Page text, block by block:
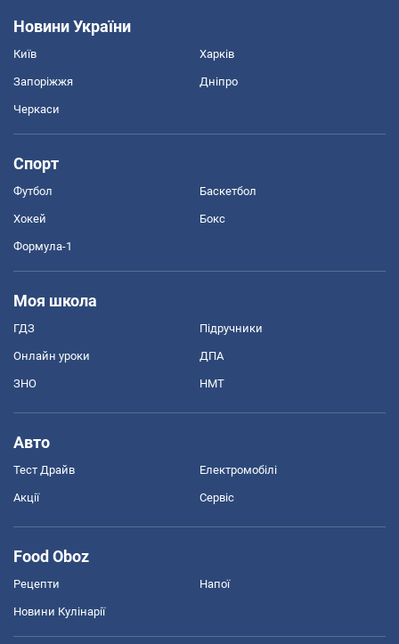
Новини України
Київ Харків
Запоріжжя Дніпро
Черкаси
Спорт
Футбол Баскетбол
Хокей Бокс
Формула-1
Моя школа
ГДЗ Підручники
Онлайн уроки ДПА
ЗНО НМТ
Авто
Тест Драйв Електромобілі
Акції Сервіс
Food Oboz
Рецепти Напої
Новини Кулінарії